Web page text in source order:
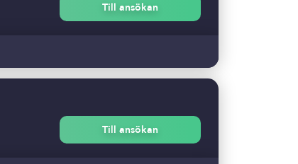
Till ansökan
Till ansökan